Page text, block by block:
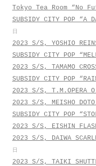
Tokyo Tea Room “No
SUBSIDY CITY POP “A
日
2023 S/S, YOSHIO
SUBSIDY CITY POP
2023 S/S, TAMAMO
SUBSIDY CITY POP
2023 S/S, T.M.OPERA O
2023 S/S, MEISHO
SUBSIDY CITY POP
2023 S/S, EISHIN
2023 S/S, DAIWA
日
2023 S/S, TAIKI